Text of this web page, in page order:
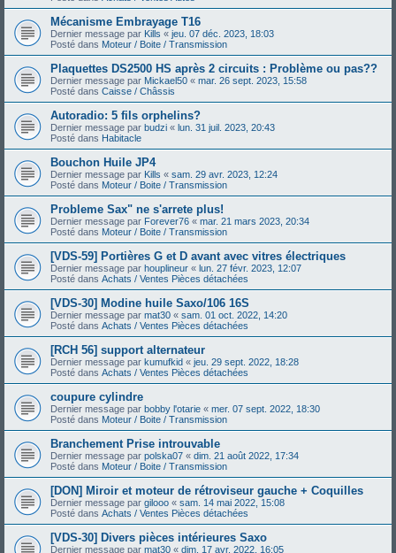
Mécanisme Embrayage T16
Dernier message par Kills « jeu. 07 déc. 2023, 18:03
Posté dans Moteur / Boite / Transmission
Plaquettes DS2500 HS après 2 circuits : Problème ou pas??
Dernier message par Mickael50 « mar. 26 sept. 2023, 15:58
Posté dans Caisse / Châssis
Autoradio: 5 fils orphelins?
Dernier message par budzi « lun. 31 juil. 2023, 20:43
Posté dans Habitacle
Bouchon Huile JP4
Dernier message par Kills « sam. 29 avr. 2023, 12:24
Posté dans Moteur / Boite / Transmission
Probleme Sax" ne s'arrete plus!
Dernier message par Forever76 « mar. 21 mars 2023, 20:34
Posté dans Moteur / Boite / Transmission
[VDS-59] Portières G et D avant avec vitres électriques
Dernier message par houplineur « lun. 27 févr. 2023, 12:07
Posté dans Achats / Ventes Pièces détachées
[VDS-30] Modine huile Saxo/106 16S
Dernier message par mat30 « sam. 01 oct. 2022, 14:20
Posté dans Achats / Ventes Pièces détachées
[RCH 56] support alternateur
Dernier message par kumufkid « jeu. 29 sept. 2022, 18:28
Posté dans Achats / Ventes Pièces détachées
coupure cylindre
Dernier message par bobby l'otarie « mer. 07 sept. 2022, 18:30
Posté dans Moteur / Boite / Transmission
Branchement Prise introuvable
Dernier message par polska07 « dim. 21 août 2022, 17:34
Posté dans Moteur / Boite / Transmission
[DON] Miroir et moteur de rétroviseur gauche + Coquilles
Dernier message par gilooo « sam. 14 mai 2022, 15:08
Posté dans Achats / Ventes Pièces détachées
[VDS-30] Divers pièces intérieures Saxo
Dernier message par mat30 « dim. 17 avr. 2022, 16:05